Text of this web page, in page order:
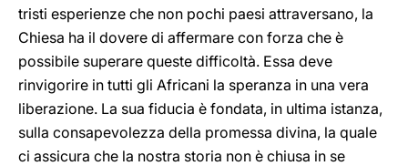
tristi esperienze che non pochi paesi attraversano, la
Chiesa ha il dovere di affermare con forza che è
possibile superare queste difficoltà. Essa deve
rinvigorire in tutti gli Africani la speranza in una vera
liberazione. La sua fiducia è fondata, in ultima istanza,
sulla consapevolezza della promessa divina, la quale
ci assicura che la nostra storia non è chiusa in se